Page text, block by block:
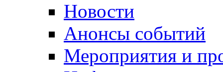
Новости
Анонсы событий
Мероприятия и